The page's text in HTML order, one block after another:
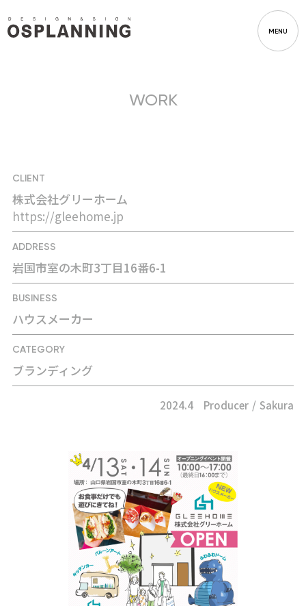
MENU
WORK
CLIENT
株式会社グリーホーム
https://gleehome.jp
ADDRESS
岩国市室の木町3丁目16番6-1
BUSINESS
ハウスメーカー
CATEGORY
ブランディング
2024.4 Producer Sakura